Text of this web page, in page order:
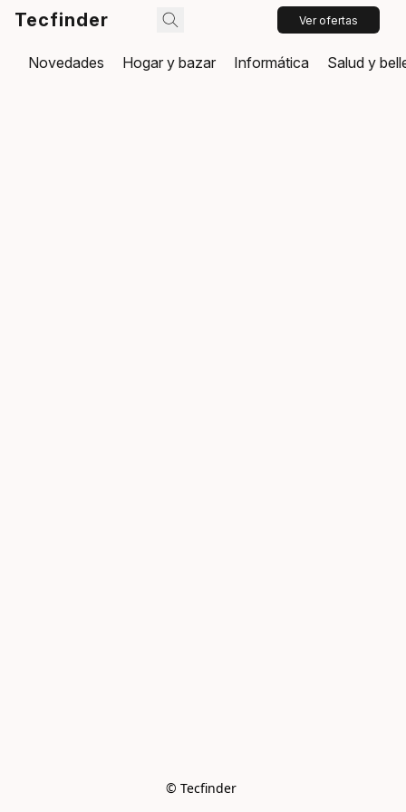
Tecfinder Ver ofertas
Novedades Hogar y bazar Informática Salud y
© Tecfinder